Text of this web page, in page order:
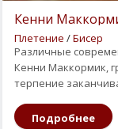
Кенни
Плетение /Бисер
Различные
Кенни Маккормик,
терпение
Подробнее